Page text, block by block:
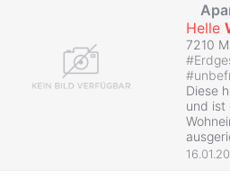
Helle
7210
#
#
Diese
und ist